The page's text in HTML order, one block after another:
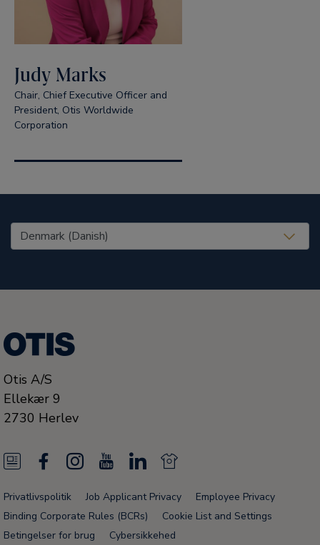
Judy Marks
Chair, Chief Executive Officer and
President, Otis Worldwide
Corporation
United States (EN)
Otis A/S
Ellekær 9
2730 Herlev
N
e
w
s
a
c
e
I
n
s
t
o
u
T
L
n
k
N
w
Privatlivspolitik Job Applicant Privacy
Employee Privacy
Binding Corporate Rules (BCRs)
Cookie List and Settings
Betingelser for brug
Cybersikkehed